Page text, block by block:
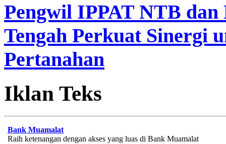
Pengwil IPPAT NTB
Tengah Perkuat Sinergi
Pertanahan
Iklan Teks
Bank Muamalat
Raih ketenangan dengan akses yang luas di Bank Muamalat